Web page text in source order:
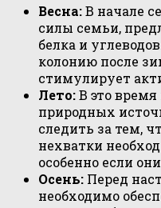
Весна:В начале
силы семьи,
белка и
колонию после
стимулирует
Лето:В это
природных
следить за тем,
нехватки
особенно если
Осень: Перед
необходимо